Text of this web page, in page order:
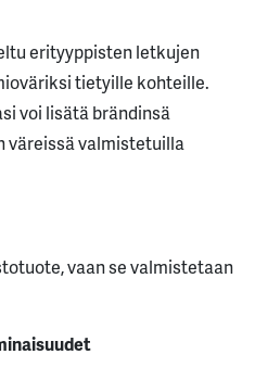
erityyppisten letkujen
tietyille kohteille.
voi lisätä brändinsä
väreissä valmistetuilla
vaan se valmistetaan